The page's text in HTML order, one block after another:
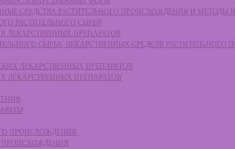
СРЕДСТВА РАСТИТЕЛЬНОГО ПРОИСХОЖДЕНИЯ И МЕТОДЫ
РАСТИТЕЛЬНОГО СЫРЬЯ
ЛЕКАРСТВЕННЫХ ПРЕПАРАТОВ
СЫРЬЯ, ЛЕКАРСТВЕННЫХ СРЕДСТВ РАСТИТЕЛЬНОГО
ЛЕКАРСТВЕННЫХ ПРЕПАРАТОВ
ЛЕКАРСТВЕННЫХ ПРЕПАРАТОВ
ПРОИСХОЖДЕНИЯ
ПРОИСХОЖДЕНИЯ